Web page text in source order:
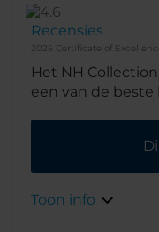
Recensies
2025 Certificate of Excellence
Het NH
een van de beste
'Gouden Mijl' en
galerieën liggen
Toon info